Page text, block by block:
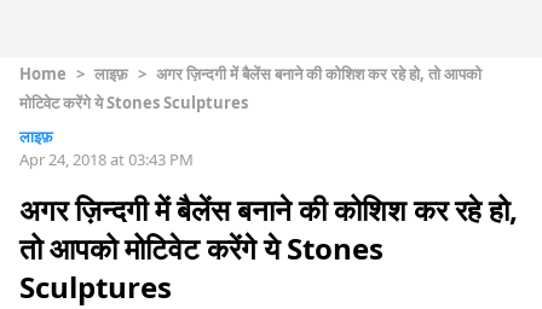
Home > लाइफ़ > अगर ज़िन्दगी में बैलेंस बनाने की कोशिश कर रहे हो, तो आपको
मोटिवेट करेंगे ये Stones Sculptures
लाइफ़
Apr 24, 2018 at 03:43 PM
अगर ज़िन्दगी में बैलेंस बनाने की कोशिश कर रहे हो,
तो आपको मोटिवेट करेंगे ये Stones
Sculptures